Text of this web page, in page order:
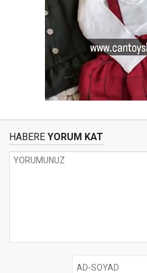
HABERE YORUM KAT